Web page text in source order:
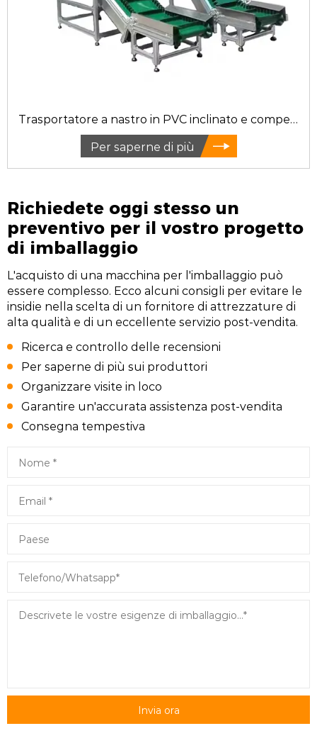
Trasportatore a nastro in PVC inclinato e compensato
Per saperne di più
Richiedete oggi stesso un
preventivo per il vostro progetto
di imballaggio
L'acquisto di una macchina per l'imballaggio può
essere complesso. Ecco alcuni consigli per evitare le
insidie nella scelta di un fornitore di attrezzature di
alta qualità e di un eccellente servizio post-vendita.
Ricerca e controllo delle recensioni
Per saperne di più sui produttori
Organizzare visite in loco
Garantire un'accurata assistenza post-vendita
Consegna tempestiva
Invia ora